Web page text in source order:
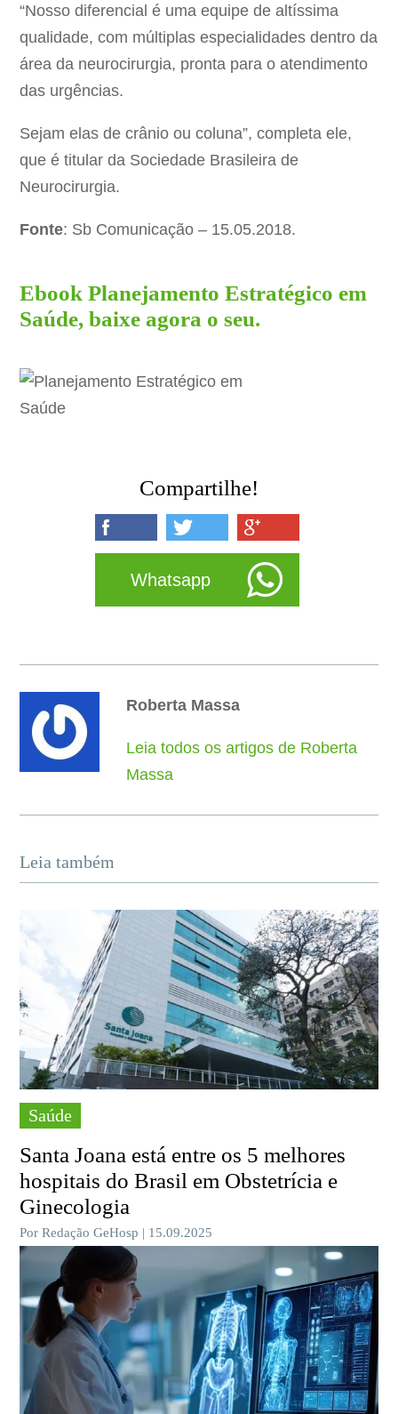
“Nosso diferencial é uma equipe de altíssima
qualidade, com múltiplas especialidades dentro da
área da neurocirurgia, pronta para o atendimento
das urgências.
Sejam elas de crânio ou coluna”, completa ele,
que é titular da Sociedade Brasileira de
Neurocirurgia.
Fonte: Sb Comunicação – 15.05.2018.
Ebook Planejamento Estratégico em
Saúde, baixe agora o seu.
Compartilhe!
Whatsapp
Roberta Massa
Leia todos os artigos de Roberta
Massa
Leia também
Saúde
Santa Joana está entre os 5 melhores
hospitais do Brasil em Obstetrícia e
Ginecologia
Por Redação GeHosp | 15.09.2025